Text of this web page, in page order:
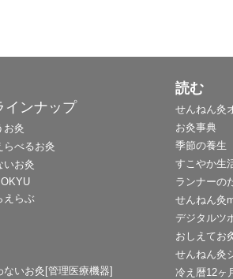
インナップ
お灸
らべるお灸
いお灸
えらぶ
ないお灸[管理医療機器]
読む
せんねん灸
お灸事典
季節の養生
すこやか生
ランナーの
せんねん灸
デジタルツ
おしえてお
せんねん灸
冷え暦12ヶ